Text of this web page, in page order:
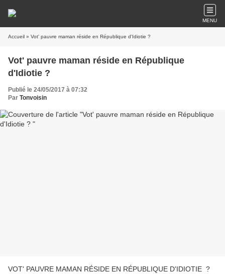
MENU
Accueil » Vot' pauvre maman réside en République d'Idiotie ?
Vot' pauvre maman réside en République
d'Idiotie ?
Publié le 24/05/2017 à 07:32
Par Tonvoisin
VOT' PAUVRE MAMAN RÉSIDE EN RÉPUBLIQUE D'IDIOTIE ?